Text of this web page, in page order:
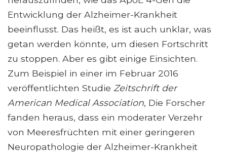
Entwicklung der Alzheimer-Krankheit
beeinflusst. Das heißt, es ist auch unklar, was
getan werden könnte, um diesen Fortschritt
zu stoppen. Aber es gibt einige Einsichten.
Zum Beispiel in einer im Februar 2016
veröffentlichten Studie Zeitschrift der
American Medical Association, Die Forscher
fanden heraus, dass ein moderater Verzehr
von Meeresfrüchten mit einer geringeren
Neuropathologie der Alzheimer-Krankheit